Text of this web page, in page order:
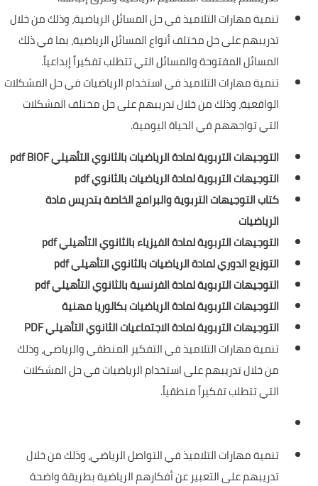
تنمية مهارات التلاميذ في حل المسائل الرياضية، وذلك من خلال
تدريبهم على حل مختلف أنواع المسائل الرياضية، بما في ذلك
المسائل المفتوحة والمسائل التي تتطلب تفكيراً إبداعياً.
تنمية مهارات التلاميذ في استخدام الرياضيات في حل المشكلات
الواقعية، وذلك من خلال تدريبهم على حل مختلف المشكلات
التي تواجههم في الحياة اليومية.
التوجيهات التربوية لمادة الرياضيات بالثانوي التأهيلي pdf BIOF
التوجيهات التربوية لمادة الرياضيات بالثانوي pdf
كتاب التوجيهات التربوية والبرامج الخاصة بتدريس مادة
الرياضيات
التوجيهات التربوية لمادة الفيزياء بالثانوي التأهيلي pdf
التوزيع الدوري لمادة الرياضيات بالثانوي التأهيلي pdf
التوجيهات التربوية لمادة الفرنسية بالثانوي التأهيلي pdf
التوجيهات التربوية لمادة الرياضيات بكالوريا مهنية
التوجيهات التربوية لمادة الاجتماعيات الثانوي التأهيلي PDF
تنمية مهارات التلاميذ في التفكير المنطقي والرياضي، وذلك
من خلال تدريبهم على استخدام الرياضيات في حل المشكلات
التي تتطلب تفكيراً منطقياً.
تنمية مهارات التلاميذ في التواصل الرياضي، وذلك من خلال
تدريبهم على التعبير عن أفكارهم الرياضية بطريقة واضحة